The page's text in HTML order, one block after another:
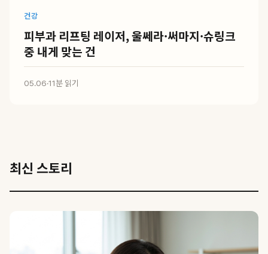
건강
피부과 리프팅 레이저, 울쎄라·써마지·슈링크
중 내게 맞는 건
05.06·11분 읽기
최신 스토리